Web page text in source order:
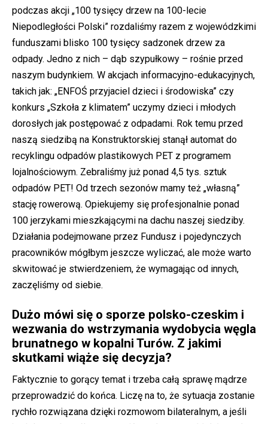
podczas akcji „100 tysięcy drzew na 100-lecie
Niepodległości Polski” rozdaliśmy razem z wojewódzkimi
funduszami blisko 100 tysięcy sadzonek drzew za
odpady. Jedno z nich – dąb szypułkowy – rośnie przed
naszym budynkiem. W akcjach informacyjno-edukacyjnych,
takich jak: „ENFOŚ przyjaciel dzieci i środowiska” czy
konkurs „Szkoła z klimatem” uczymy dzieci i młodych
dorosłych jak postępować z odpadami. Rok temu przed
naszą siedzibą na Konstruktorskiej stanął automat do
recyklingu odpadów plastikowych PET z programem
lojalnościowym. Zebraliśmy już ponad 4,5 tys. sztuk
odpadów PET! Od trzech sezonów mamy też „własną”
stację rowerową. Opiekujemy się profesjonalnie ponad
100 jerzykami mieszkającymi na dachu naszej siedziby.
Działania podejmowane przez Fundusz i pojedynczych
pracowników mógłbym jeszcze wyliczać, ale może warto
skwitować je stwierdzeniem, że wymagając od innych,
zaczęliśmy od siebie.
Dużo mówi się o sporze polsko-czeskim i
wezwania do wstrzymania wydobycia węgla
brunatnego w kopalni Turów. Z jakimi
skutkami wiąże się decyzja?
Faktycznie to gorący temat i trzeba całą sprawę mądrze
przeprowadzić do końca. Liczę na to, że sytuacja zostanie
rychło rozwiązana dzięki rozmowom bilateralnym, a jeśli